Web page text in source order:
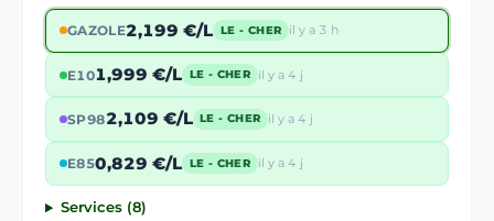
GAZOLE2,199 €/L LE - CHER il y a 3 h
E101,999 €/L LE - CHER il y a 4 j
SP982,109 €/L LE - CHER il y a 4 j
E850,829 €/L LE - CHER il y a 4 j
Services (8)